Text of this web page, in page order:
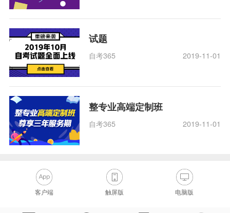
试题
自考365 2019-11-01
整专业高端定制班
自考365 2019-11-01
客户端 触屏版 电脑版